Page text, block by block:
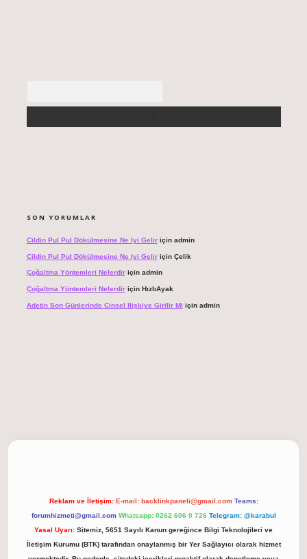
SON YORUMLAR
Cildin Pul Pul Dökülmesine Ne Iyi Geliriçin admin
Cildin Pul Pul Dökülmesine Ne Iyi Geliriçin Çelik
Çoğaltma Yöntemleri Nelerdiriçin admin
Çoğaltma Yöntemleri Nelerdiriçin HızlıAyak
Adetin Son Günlerinde Cinsel Ilişkiye Girilir Mi için admin
Reklam ve İletişim: E-mail: backlinkpaneli@gmail.com Teams:
forumhizmeti@gmail.com Whatsapp: 0262 606 0 726 Telegram: @karabul
Yasal Uyarı: Sitemiz, 5651 Sayılı Kanun gereğince Bilgi Teknolojileri ve
İletişim Kurumu (BTK) tarafından onaylanmış bir Yer Sağlayıcı olarak hizmet